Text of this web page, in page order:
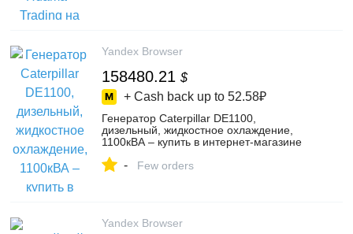
Yandex Browser
158480.21 $
+ Cash back up to 52.58₽
Генератор Caterpillar DE1100,
дизельный, жидкостное охлаждение,
1100кВА – купить в интернет-магазине
4439842922
- Few orders
Yandex Browser